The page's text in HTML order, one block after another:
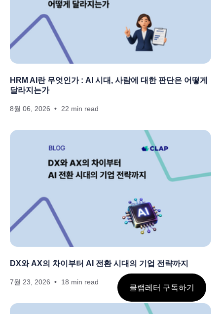
HRM AI란 무엇인가 : AI 시대, 사람에 대한 판단은 어떻게
달라지는가
8월 06, 2026 22 min read
DX와 AX의 차이부터 AI 전환 시대의 기업 전략까지
7월 23, 2026 18 min read
클랩레터 구독하기